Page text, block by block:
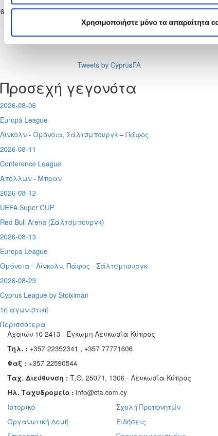
Χρησιμοποιήστε μόνο τα απαραίτητα
04-2025
Πρωτάθλημα
Π.Ο. ΑΔΩΝΙΣ 3 1 ΑΤΛΑΣ
Tweets by CyprusFA
Προσεχή γεγονότα
2026-08-06
Europa League
Λίνκολν - Ομόνοια, Σάλτσμπουργκ – Πάφος
2026-08-11
Conference League
Απόλλων - Μπραν
2026-08-12
UEFA Super CUP
Red Bull Arena (Σάλτσμπουργκ)
2026-08-13
Europa League
Ομόνοια - Λίνκολν, Πάφος - Σάλτσμπουργκ
2026-08-29
Cyprus League by Stoiximan
1η αγωνιστική
Περισσότερα
Αχαιών 10 2413 - Έγκωμη Λευκωσία Κύπρος
Τηλ. : +357 22352341 , +357 77771606
Φαξ : +357 22590544
Ταχ. Διεύθυνση : Τ.Θ. 25071, 1306 - Λευκωσία Κύπρος
Ηλ. Ταχυδρομείο : info@cfa.com.cy
Ιστορικό
Οργανωτική Δομή
Σχολή Προπονητών
Ειδήσεις